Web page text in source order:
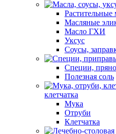
Растительные
Масляные
Масло ГХИ
Уксус
Соусы,
Специи,
Полезная соль
клетчатка
Мука
Отруби
Клетчатка